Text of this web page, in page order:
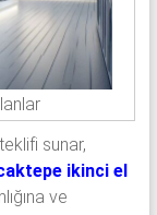
sunar,
ikinci el
ve